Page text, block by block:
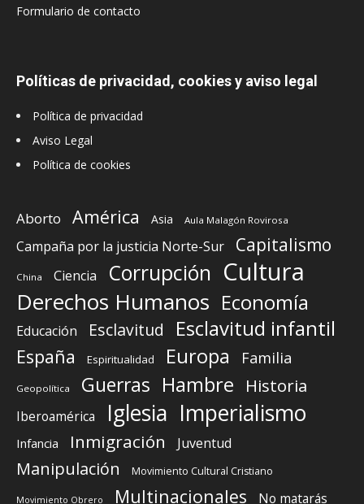
Formulario de contacto
Políticas de privacidad, cookies y aviso legal
Política de privacidad
Aviso Legal
Política de cookies
Aborto América Asia Aula Malagón Rovirosa
Campaña por la justicia Norte-Sur Capitalismo
China Ciencia Corrupción Cultura
Derechos Humanos Economía
Educación Esclavitud Esclavitud infantil
España Espiritualidad Europa Familia
Geopolítica Guerras Hambre Historia
Iberoamérica Iglesia Imperialismo
Infancia Inmigración Juventud
Manipulación Movimiento Cultural Cristiano
Movimiento Obrero Multinacionales No matarás